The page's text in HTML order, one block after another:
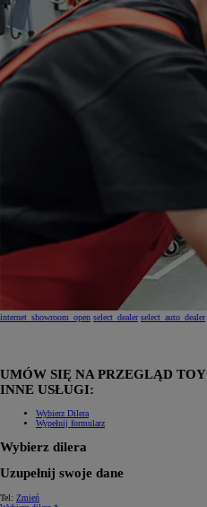
internet_showroom_open select_dealer select_auto_dealer
UMÓW SIĘ NA PRZEGLĄD
INNE USŁUGI:
Wybierz Dilera
Wypełnij formularz
Wybierz dilera
Uzupełnij swoje dane
Tel: Zmień